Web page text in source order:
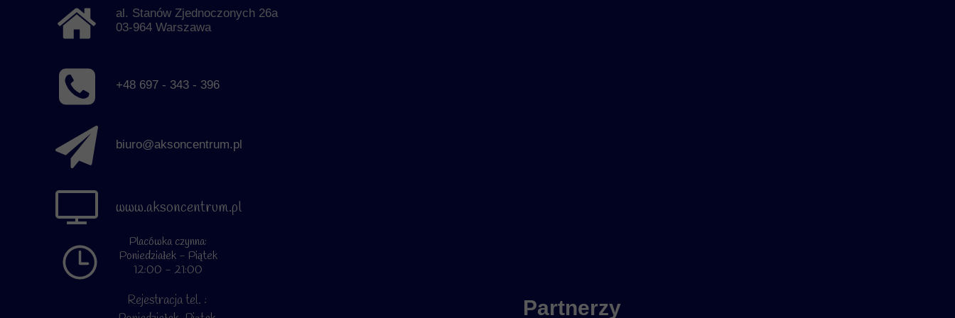
+48 697 - 343 - 396
Rejestracja tel. :
Placówka czynna:
Poniedziałek - Piątek
12:00 - 21:00
www.aksoncentrum.pl
biuro@aksoncentrum.pl
al. Stanów Zjednoczonych 26a
03-964 Warszawa
Partnerzy